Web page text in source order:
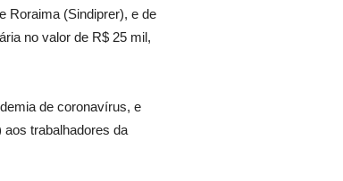
Roraima (Sindiprer), e de
no valor de R$ 25 mil,
de coronavírus, e
trabalhadores da